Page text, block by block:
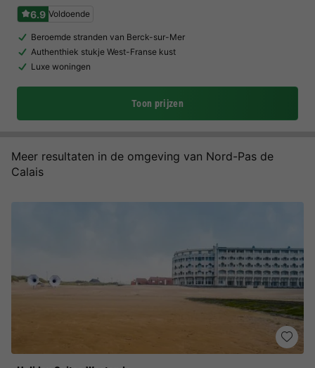
6.9 Voldoende
Beroemde stranden van Berck-sur-Mer
Authenthiek stukje West-Franse kust
Luxe woningen
Toon prijzen
Meer resultaten in de omgeving van Nord-Pas de
Calais